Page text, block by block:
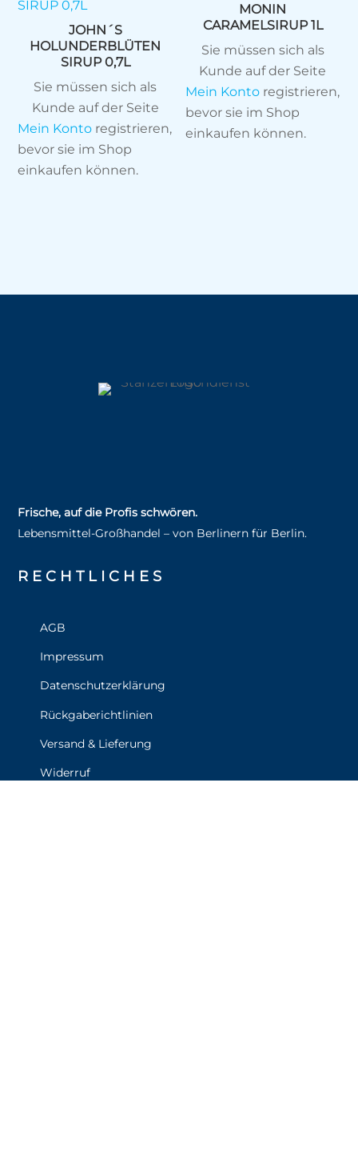
JOHN´S
HOLUNDERBLÜTEN
SIRUP 0,7L
Sie müssen sich als
Kunde auf der Seite
Mein Konto registrieren,
bevor sie im Shop
einkaufen können.
MONIN
CARAMELSIRUP 1L
Sie müssen sich als
Kunde auf der Seite
Mein Konto registrieren,
bevor sie im Shop
einkaufen können.
Frische, auf die Profis schwören.
Lebensmittel‑Großhandel – von Berlinern für Berlin.
RECHT­LICHES
AGB
Impressum
Datenschutzerklärung
Rückgaberichtlinien
Versand & Lieferung
Widerruf